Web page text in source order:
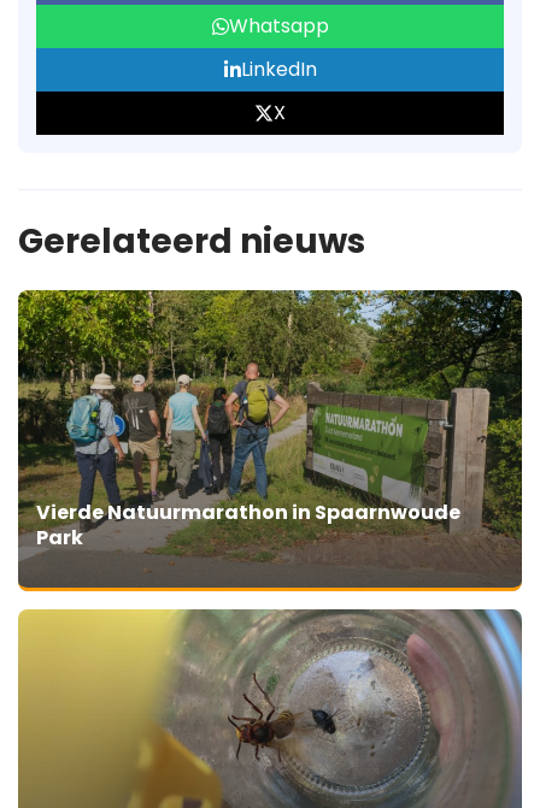
Whatsapp
LinkedIn
X
Gerelateerd nieuws
Vierde Natuurmarathon in Spaarnwoude
Park